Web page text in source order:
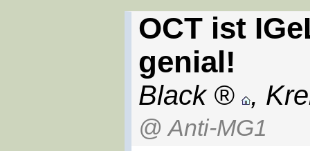
OCT ist
genial!
Black ,
@ Anti-MG1